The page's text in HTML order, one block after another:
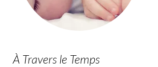
À Travers le Temps